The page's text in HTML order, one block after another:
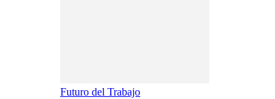
Futuro del Trabajo